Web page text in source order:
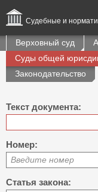
Судебные и
Верховный суд
Суды общей
Законодательство
Текст документа:
Номер:
Введите номер
Статья закона: